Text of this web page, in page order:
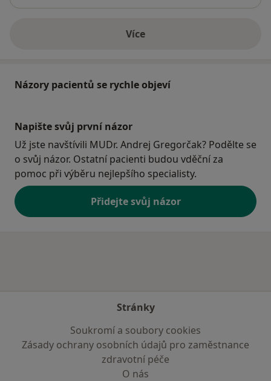
Víceo adrese
Názory pacientů se rychle objeví
Napište svůj první názor
Už jste navštívili MUDr. Andrej Gregorčak? Podělte se
o svůj názor. Ostatní pacienti budou vděční za
pomoc při výběru nejlepšího specialisty.
Přidejte svůj názor
Stránky
Soukromí a soubory cookies
Zásady ochrany osobních údajů pro zaměstnance
zdravotní péče
O nás